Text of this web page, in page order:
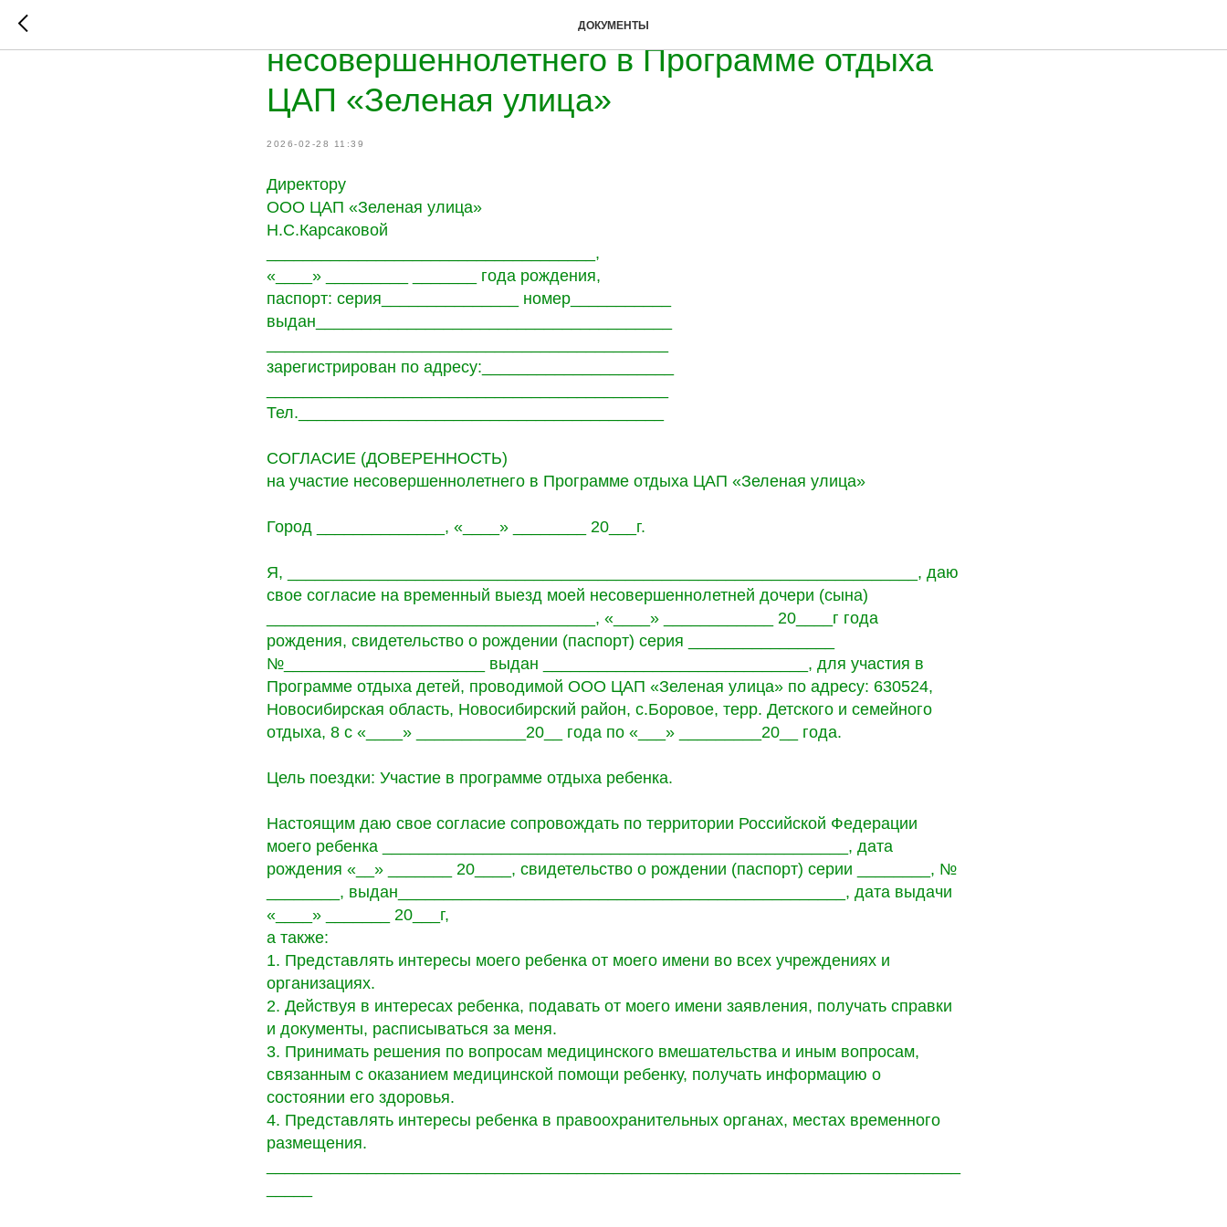
ДОКУМЕНТЫ
Согласие (доверенность) на участие
несовершеннолетнего в Программе отдыха
ЦАП «Зеленая улица»
2026-02-28 11:39
Директору
ООО ЦАП «Зеленая улица»
Н.С.Карсаковой
____________________________________,
«____» _________ _______ года рождения,
паспорт: серия_______________ номер___________
выдан_______________________________________
зарегистрирован по адресу:_____________________
Тел.________________________________________
СОГЛАСИЕ (ДОВЕРЕННОСТЬ)
на участие несовершеннолетнего в Программе отдыха ЦАП «Зеленая улица»
Город ______________, «____» ________ 20___г.
Я, _____________________________________________________________________, даю
свое согласие на временный выезд моей несовершеннолетней дочери (сына)
____________________________________, «____» ____________ 20____г года
рождения, свидетельство о рождении (паспорт) серия ________________
№______________________ выдан _____________________________, для участия в
Программе отдыха детей, проводимой ООО ЦАП «Зеленая улица» по адресу: 630524,
Новосибирская область, Новосибирский район, с.Боровое, терр. Детского и семейного
отдыха, 8 с «____» ____________20__ года по «___» _________20__ года.
Цель поездки: Участие в программе отдыха ребенка.
Настоящим даю свое согласие сопровождать по территории Российской Федерации
моего ребенка ___________________________________________________, дата
рождения «__» _______ 20____, свидетельство о рождении (паспорт) серии ________, №
________, выдан_________________________________________________, дата выдачи
«____» _______ 20___г,
а также:
1. Представлять интересы моего ребенка от моего имени во всех учреждениях и
организациях.
2. Действуя в интересах ребенка, подавать от моего имени заявления, получать справки
и документы, расписываться за меня.
3. Принимать решения по вопросам медицинского вмешательства и иным вопросам,
связанным с оказанием медицинской помощи ребенку, получать информацию о
состоянии его здоровья.
4. Представлять интересы ребенка в правоохранительных органах, местах временного
размещения.